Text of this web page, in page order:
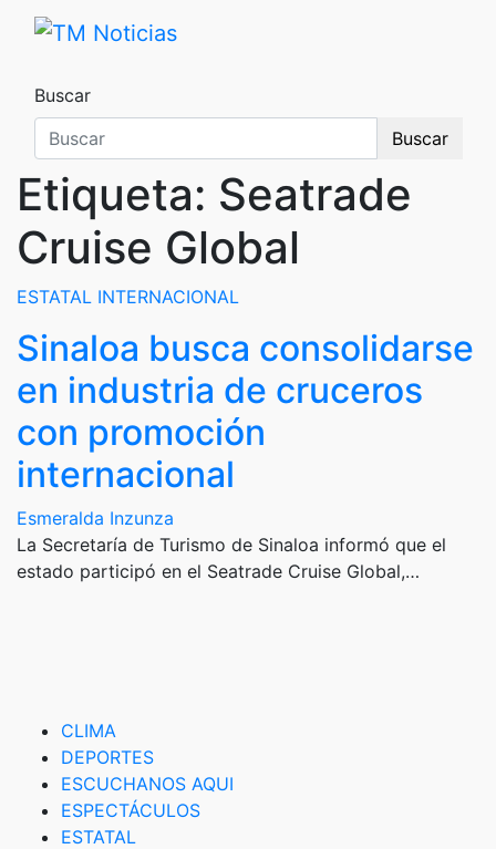
Saltar
Buscar
Buscar
Etiqueta: Seatrade
Cruise Global
ESTATAL INTERNACIONAL
Sinaloa busca consolidarse
en industria de cruceros
con promoción
internacional
Esmeralda Inzunza
La Secretaría de Turismo de Sinaloa informó que el
estado participó en el Seatrade Cruise Global,…
CLIMA
DEPORTES
ESCUCHANOS AQUI
ESPECTÁCULOS
ESTATAL